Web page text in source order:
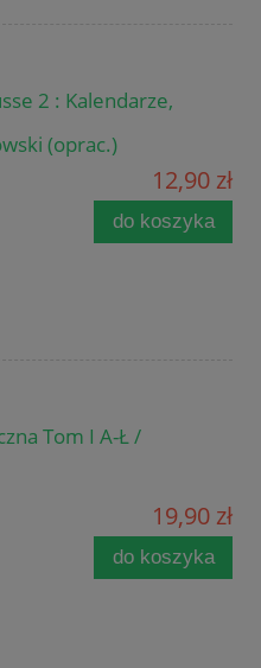
2 : Kalendarze,
(oprac.)
12,90 zł
do koszyka
Tom I A-Ł /
19,90 zł
do koszyka